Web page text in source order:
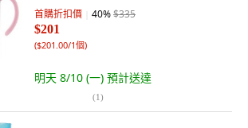
首購折扣價 40%$335
$201
($201.00/1個)
明天 8/10 (一) 預計送達
(1)